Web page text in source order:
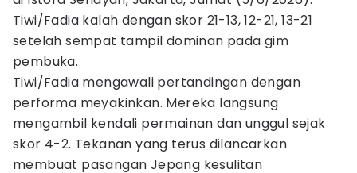
Tiwi/Fadia kalah dengan skor 21-13, 12-21, 13-21
setelah sempat tampil dominan pada gim
pembuka.
Tiwi/Fadia mengawali pertandingan dengan
performa meyakinkan. Mereka langsung
mengambil kendali permainan dan unggul sejak
skor 4-2. Tekanan yang terus dilancarkan
membuat pasangan Jepang kesulitan